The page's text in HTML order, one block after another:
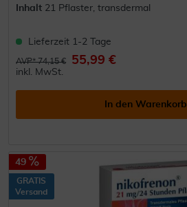
Inhalt 21 Pflaster, transdermal
Lieferzeit 1-2 Tage
AVP* 74,15 € 55,99 €
inkl. MwSt.
In den Warenkorb
49
GRATIS
Versand